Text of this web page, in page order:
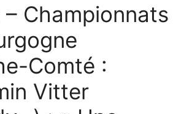
– Championnats
Comté :
Vitter